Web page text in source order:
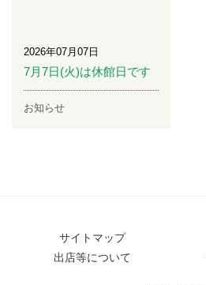
2026年07月07日
7月7日(火)は休館日です
お知らせ
サイトマップ
出店等について